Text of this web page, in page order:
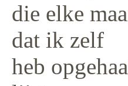
die elke
dat ik zelf
heb